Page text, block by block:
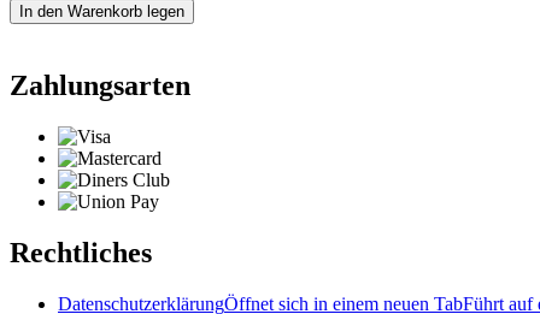
In den Warenkorb legen
Zahlungsarten
Rechtliches
DatenschutzerklärungÖffnet sich in einem neuen TabFührt auf